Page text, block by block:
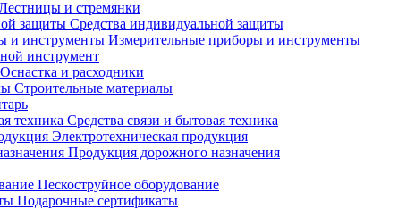
и стремянки
Средства индивидуальной защиты
Измерительные приборы и инструменты
инструмент
Оснастка и расходники
Строительные материалы
Средства связи и бытовая техника
Электротехническая продукция
Продукция дорожного назначения
Пескоструйное оборудование
Подарочные сертификаты